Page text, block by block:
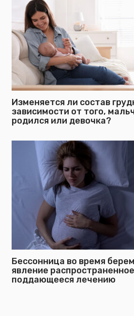
Изменяется ли состав
зависимости от того,
родился или девочка?
Бессонница во время
явление
поддающееся лечению